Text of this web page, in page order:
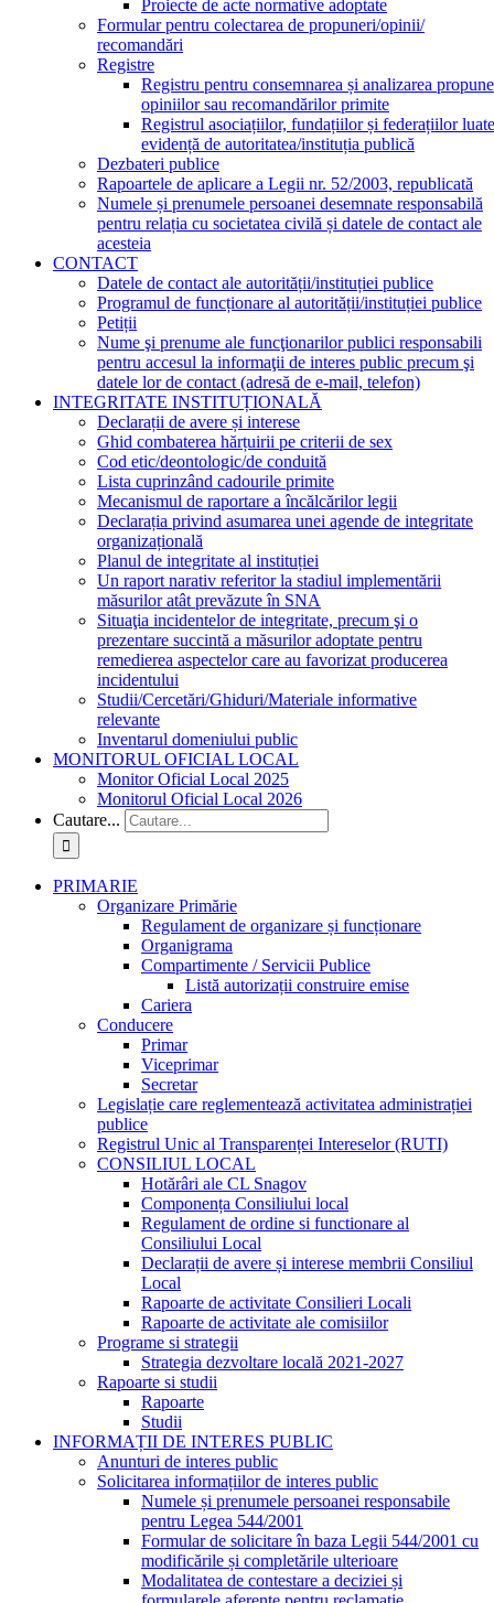
Proiecte de acte normative adoptate
Formular pentru colectarea de propuneri/opinii/
recomandări
Registre
Registru pentru consemnarea și analizarea
opiniilor sau recomandărilor primite
Registrul asociațiilor, fundațiilor și federațiilor
evidență de autoritatea/instituția publică
Dezbateri publice
Rapoartele de aplicare a Legii nr. 52/2003, republicată
Numele și prenumele persoanei desemnate responsabilă
pentru relația cu societatea civilă și datele de contact ale
acesteia
CONTACT
Datele de contact ale autorității/instituției publice
Programul de funcționare al autorității/instituției publice
Petiții
Nume şi prenume ale funcţionarilor publici responsabili
pentru accesul la informaţii de interes public precum şi
datele lor de contact (adresă de e-mail, telefon)
INTEGRITATE INSTITUȚIONALĂ
Declarații de avere și interese
Ghid combaterea hărțuirii pe criterii de sex
Cod etic/deontologic/de conduită
Lista cuprinzând cadourile primite
Mecanismul de raportare a încălcărilor legii
Declarația privind asumarea unei agende de integritate
organizațională
Planul de integritate al instituției
Un raport narativ referitor la stadiul implementării
măsurilor atât prevăzute în SNA
Situaţia incidentelor de integritate, precum şi o
prezentare succintă a măsurilor adoptate pentru
remedierea aspectelor care au favorizat producerea
incidentului
Studii/Cercetări/Ghiduri/Materiale informative
relevante
Inventarul domeniului public
MONITORUL OFICIAL LOCAL
Monitor Oficial Local 2025
Monitorul Oficial Local 2026
Cautare...
PRIMARIE
Organizare Primărie
Regulament de organizare și funcționare
Organigrama
Compartimente / Servicii Publice
Listă autorizații construire emise
Cariera
Conducere
Primar
Viceprimar
Secretar
Legislație care reglementează activitatea administrației
publice
Registrul Unic al Transparenței Intereselor (RUTI)
CONSILIUL LOCAL
Hotărâri ale CL Snagov
Componența Consiliului local
Regulament de ordine si functionare al
Consiliului Local
Declarații de avere și interese membrii Consiliul
Local
Rapoarte de activitate Consilieri Locali
Rapoarte de activitate ale comisiilor
Programe si strategii
Strategia dezvoltare locală 2021-2027
Rapoarte si studii
Rapoarte
Studii
INFORMAȚII DE INTERES PUBLIC
Anunturi de interes public
Solicitarea informațiilor de interes public
Numele și prenumele persoanei responsabile
pentru Legea 544/2001
Formular de solicitare în baza Legii 544/2001 cu
modificările și completările ulterioare
Modalitatea de contestare a deciziei și